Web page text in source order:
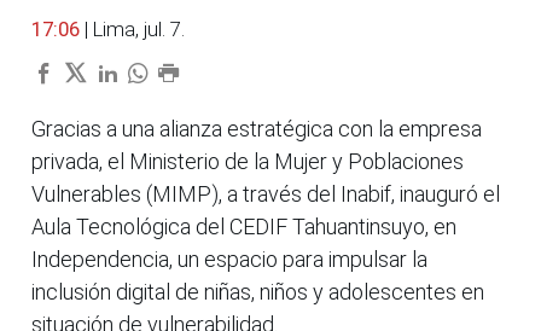
17:06 | Lima, jul. 7.
Gracias a una alianza estratégica con la empresa
privada, el Ministerio de la Mujer y Poblaciones
Vulnerables (MIMP), a través del Inabif, inauguró el
Aula Tecnológica del CEDIF Tahuantinsuyo, en
Independencia, un espacio para impulsar la
inclusión digital de niñas, niños y adolescentes en
situación de vulnerabilidad.